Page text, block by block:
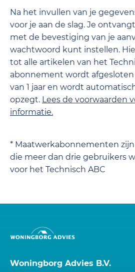
Na het invullen van je
voor je aan de slag. Je
met de bevestiging van je
wachtwoord kunt instellen.
tot alle artikelen van het
abonnement wordt
van 1 jaar en wordt
opzegt. Lees de voorwaarden
informatie.
* Maatwerkabonnementen
die meer dan drie gebruikers
voor het Technisch ABC
Woningborg Advies B.V.